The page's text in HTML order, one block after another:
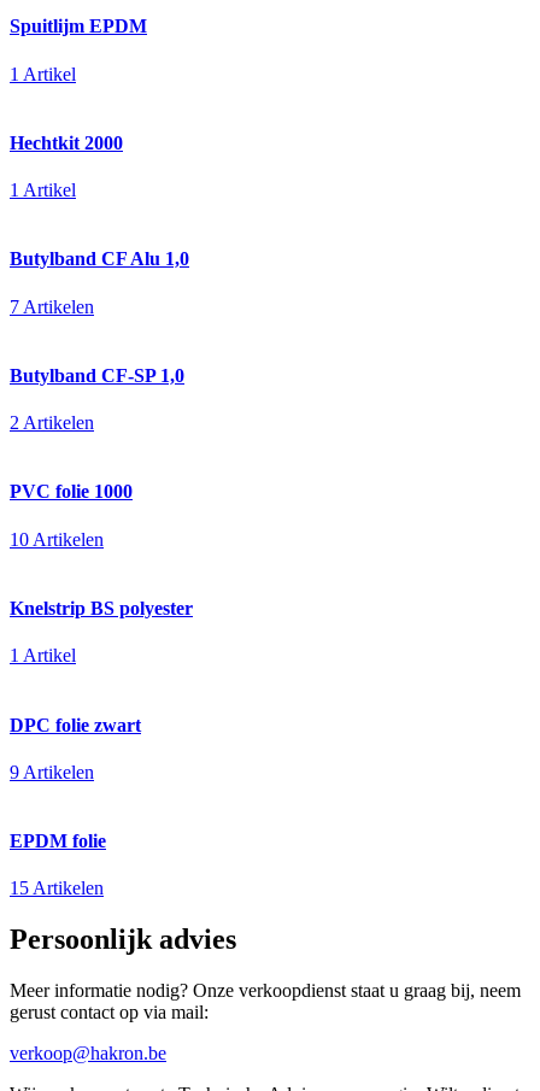
Spuitlijm EPDM
1 Artikel
Hechtkit 2000
1 Artikel
Butylband CF Alu 1,0
7 Artikelen
Butylband CF-SP 1,0
2 Artikelen
PVC folie 1000
10 Artikelen
Knelstrip BS polyester
1 Artikel
DPC folie zwart
9 Artikelen
EPDM folie
15 Artikelen
Persoonlijk advies
Meer informatie nodig? Onze verkoopdienst staat u graag bij, neem
gerust contact op via mail:
verkoop@hakron.be